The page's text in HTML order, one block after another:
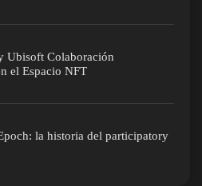
Ubisoft Colaboración
el Espacio NFT
la historia del participatory